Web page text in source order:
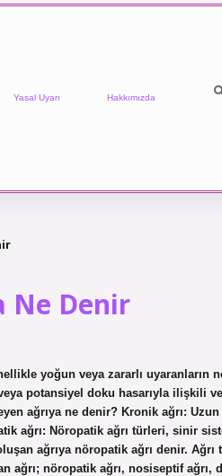
Yasal Uyarı Hakkımızda
Ne Denir
yoğun veya zararlı uyaranların
veya potansiyel doku hasarıyla ilişkili
ağrıya ne denir? Kronik ağrı:
ağrı: Nöropatik ağrı türleri, sinir
ağrıya nöropatik ağrı denir.
ağrı; nöropatik ağrı, nosiseptif ağrı,